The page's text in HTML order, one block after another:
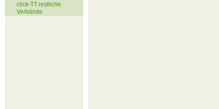
click-TT restliche
Verbände